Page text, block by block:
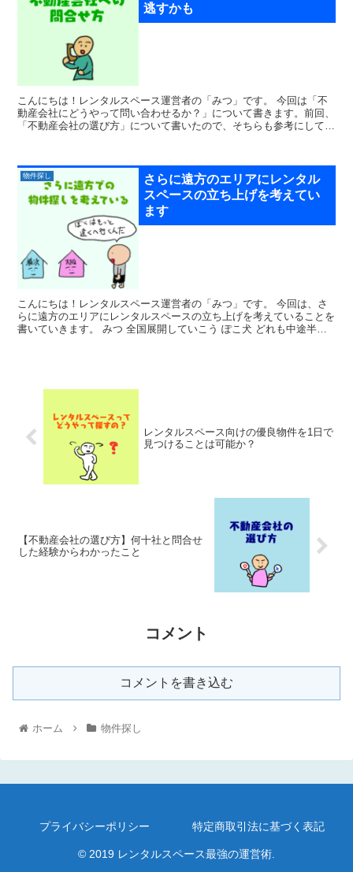
逃すかも
こんにちは！レンタルスペース運営者の「みつ」です。 今回は「不
動産会社にどうやって問い合わせるか？」について書きます。前回、
「不動産会社の選び方」について書いたので、そちらも参考にしてみ
物件探し
さらに遠方のエリアにレンタル
スペースの立ち上げを考えてい
ます
こんにちは！レンタルスペース運営者の「みつ」です。 今回は、さ
らに遠方のエリアにレンタルスペースの立ち上げを考えていることを
書いていきます。 みつ 全国展開していこう ぽこ犬 どれも中途半端
レンタルスペース向けの優良物件を1日で
見つけることは可能か？
【不動産会社の選び方】何十社と問合せ
した経験からわかったこと
コメント
コメントを書き込む
ホーム 物件探し
プライバシーポリシー 特定商取引法に基づく表記
© 2019 レンタルスペース最強の運営術.